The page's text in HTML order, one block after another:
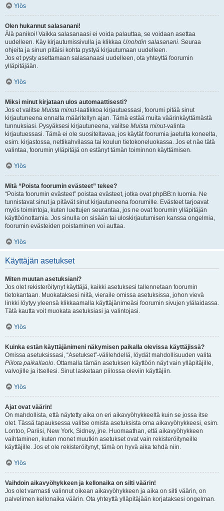
Ylös
Olen hukannut salasanani!
Älä panikoi! Vaikka salasanaasi ei voida palauttaa, se voidaan asettaa
uudelleen. Käy kirjautumissivulla ja klikkaa Unohdin salasanani. Seuraa
ohjeita ja sinun pitäisi kohta pystyä kirjautumaan uudelleen.
Jos et pysty asettamaan salasanaasi uudelleen, ota yhteyttä foorumin
ylläpitäjään.
Ylös
Miksi minut kirjataan ulos automaattisesti?
Jos et valitse Muista minut-laatikkoa kirjautuessasi, foorumi pitää sinut
kirjautuneena ennalta määritellyn ajan. Tämä estää muita väärinkäyttämästä
tunnuksiasi. Pysyäksesi kirjautuneena, valitse Muista minut-valinta
kirjautuessasi. Tämä ei ole suositeltavaa, jos käytät foorumia jaetulta koneelta,
esim. kirjastossa, nettikahvilassa tai koulun tietokoneluokassa. Jos et näe tätä
valintaa, foorumin ylläpitäjä on estänyt tämän toiminnon käyttämisen.
Ylös
Mitä “Poista foorumin evästeet” tekee?
“Poista foorumin evästeet” poistaa evästeet, jotka ovat phpBB:n luomia. Ne
tunnistavat sinut ja pitävät sinut kirjautuneena foorumille. Evästeet tarjoavat
myös toimintoja, kuten luettujen seurantaa, jos ne ovat foorumin ylläpitäjän
käyttöönottamia. Jos sinulla on sisään tai uloskirjautumisen kanssa ongelmia,
foorumin evästeiden poistaminen voi auttaa.
Ylös
Käyttäjän asetukset
Miten muutan asetuksiani?
Jos olet rekisteröitynyt käyttäjä, kaikki asetuksesi tallennetaan foorumin
tietokantaan. Muokataksesi niitä, vieraile omissa asetuksissa, johon vievä
linkki löytyy yleensä klikkaamalla käyttäjänimeäsi foorumin sivujen ylälaidassa.
Tätä kautta voit muokata asetuksiasi ja valintojasi.
Ylös
Kuinka estän käyttäjänimeni näkymisen paikalla olevissa käyttäjissä?
Omissa asetuksissasi, “Asetukset”-välilehdellä, löydät mahdollisuuden valita
Piilota paikallaolo. Ottamalla tämän asetuksen käyttöön näyt vain ylläpitäjille,
valvojille ja itsellesi. Sinut lasketaan piilossa oleviin käyttäjiin.
Ylös
Ajat ovat väärin!
On mahdollista, että näytetty aika on eri aikavyöhykkeeltä kuin se jossa itse
olet. Tässä tapauksessa valitse omista asetuksista oma aikavyöhykkeesi, esim.
Lontoo, Pariisi, New York, Sidney, jne. Huomaathan, että aikavyöhykkeen
vaihtaminen, kuten monet muutkin asetukset ovat vain rekisteröityneille
käyttäjille. Jos et ole rekisteröitynyt, tämä on hyvä aika tehdä niin.
Ylös
Vaihdoin aikavyöhykkeen ja kellonaika on silti väärin!
Jos olet varmasti valinnut oikean aikavyöhykkeen ja aika on silti väärin, on
palvelimen kellonaika väärin. Ota yhteyttä ylläpitäjään korjataksesi ongelman.